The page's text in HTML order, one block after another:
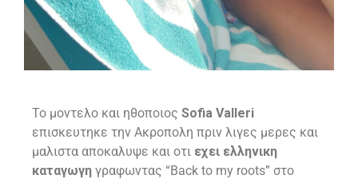
Το μοντελο και ηθοποιος Sofia Valleri
επισκευτηκε την Ακροπολη πριν λιγες μερες και
μαλιστα αποκαλυψε και οτι εχει ελληνικη
καταγωγη γραφωντας “Back to my roots” στο